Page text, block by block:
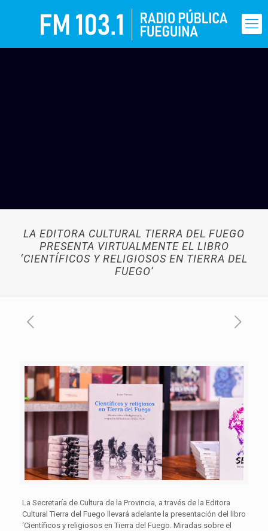
LA EDITORA CULTURAL TIERRA DEL FUEGO
PRESENTA VIRTUALMENTE EL LIBRO
‘CIENTÍFICOS Y RELIGIOSOS EN TIERRA DEL
FUEGO’
La Secretaría de Cultura de la Provincia, a través de la Editora
Cultural Tierra del Fuego llevará adelante la presentación del libro
‘Científicos y religiosos en Tierra del Fuego. Miradas sobre el